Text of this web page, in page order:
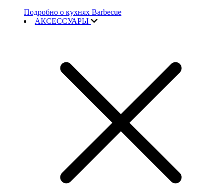
Подробно о кухнях Barbecue
АКСЕССУАРЫ